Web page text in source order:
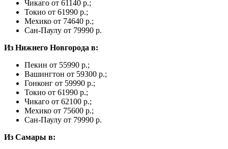
Чикаго от 61140 р.;
Токио от 61990 р.;
Мехико от 74640 р.;
Сан-Паулу от 79990 р.
Из Нижнего Новгорода в:
Пекин от 55990 р.;
Вашингтон от 59300 р.;
Гонконг от 59990 р.;
Токио от 61990 р.;
Чикаго от 62100 р.;
Мехико от 75600 р.;
Сан-Паулу от 79990 р.
Из Самары в: